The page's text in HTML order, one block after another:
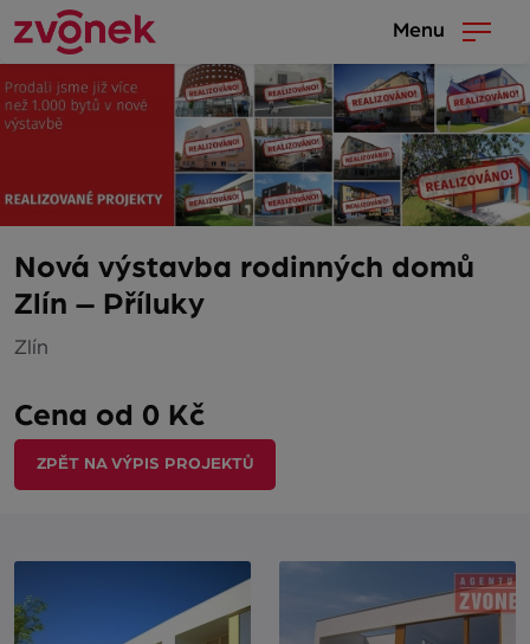
Menu
Nová výstavba rodinných domů
Zlín – Příluky
Zlín
Cena od 0 Kč
ZPĚT NA VÝPIS PROJEKTŮ